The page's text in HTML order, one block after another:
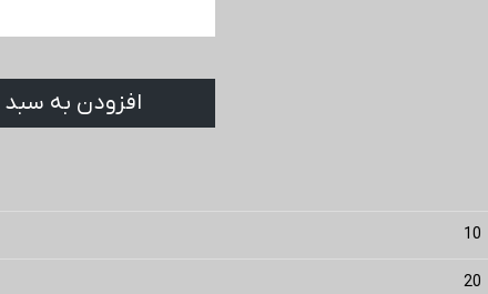
افزودن به سبد
10
20